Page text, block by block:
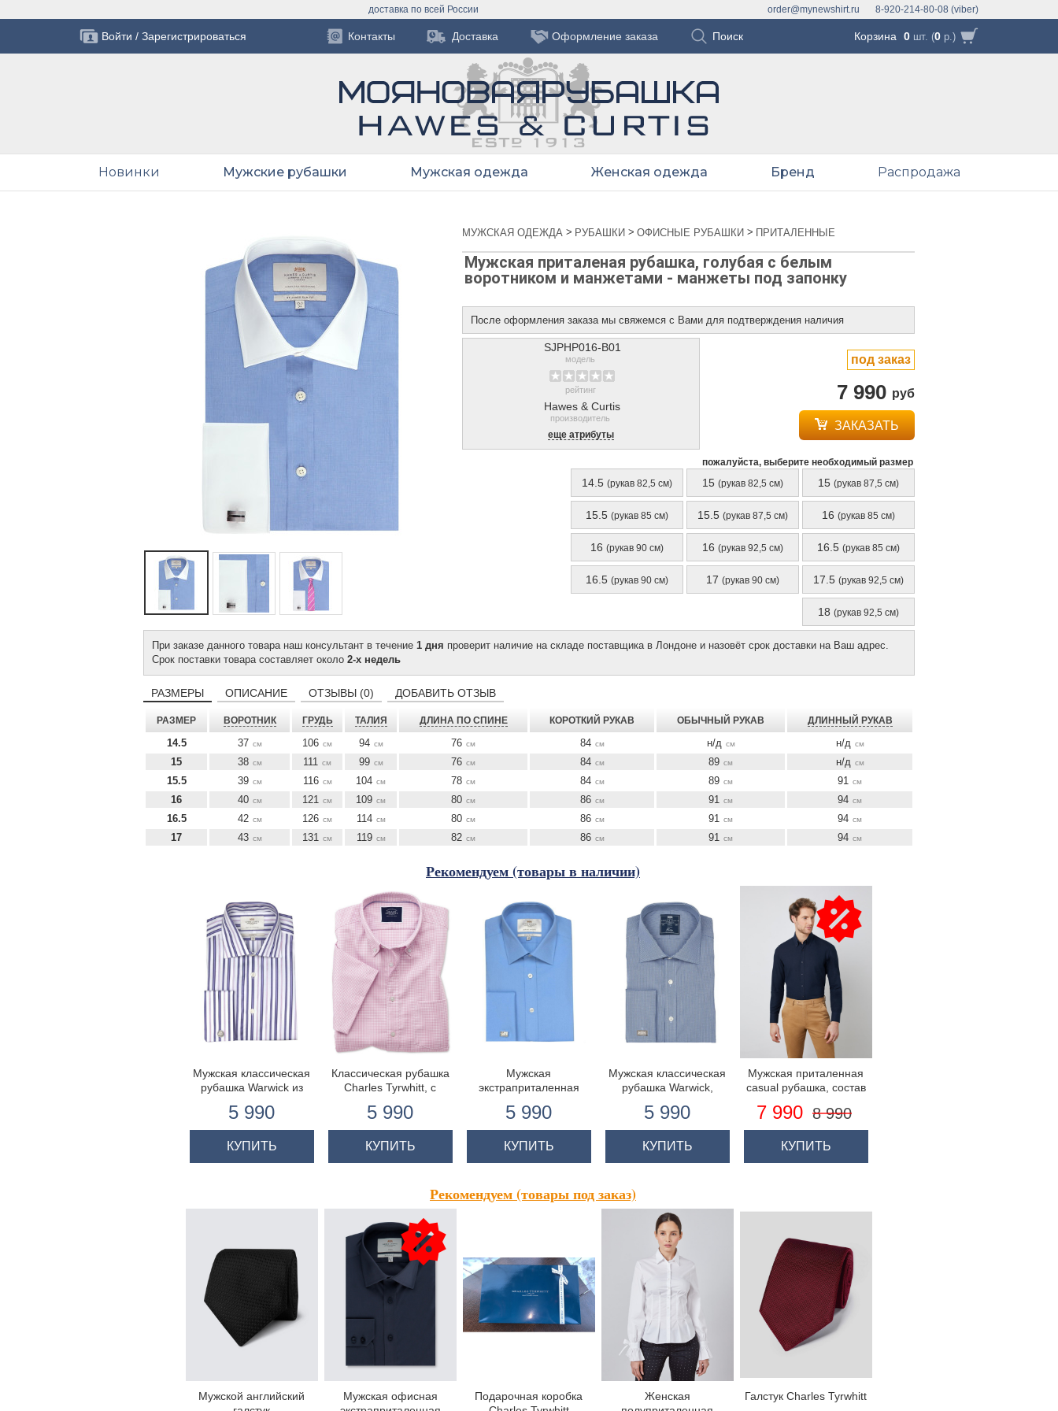
8-920-214-80-08 (viber)
order@mynewshirt.ru
доставка по всей России
Войти / Зарегистрироваться Корзина 0 шт. (0 р.)
Контакты Доставка Оформление заказа
Новинки Мужские рубашки Мужская одежда Женская одежда Бренд Распродажа
МУЖСКАЯ ОДЕЖДА > РУБАШКИ > ОФИСНЫЕ РУБАШКИ > ПРИТАЛЕННЫЕ
Мужская приталеная рубашка, голубая с белым
воротником и манжетами - манжеты под запонку
После оформления заказа мы свяжемся с Вами для подтверждения наличия
SJPHP016-B01
модель
рейтинг
Hawes & Curtis
производитель
еще атрибуты
под заказ
7 990 руб
ЗАКАЗАТЬ
пожалуйста, выберите необходимый размер
14.5 (рукав 82,5 см) 15 (рукав 82,5 см) 15 (рукав 87,5 см)
15.5 (рукав 85 см) 15.5 (рукав 87,5 см) 16 (рукав 85 см)
16 (рукав 90 см) 16 (рукав 92,5 см) 16.5 (рукав 85 см)
16.5 (рукав 90 см) 17 (рукав 90 см) 17.5 (рукав 92,5 см)
18 (рукав 92,5 см)
При заказе данного товара наш консультант в течение 1 дня проверит наличие на складе поставщика в Лондоне и назовёт срок доставки на Ваш адрес.
Срок поставки товара составляет около 2-х недель
РАЗМЕРЫ ОПИСАНИЕ ОТЗЫВЫ (0) ДОБАВИТЬ ОТЗЫВ
РАЗМЕР ВОРОТНИК ГРУДЬ ТАЛИЯ ДЛИНА ПО СПИНЕ КОРОТКИЙ РУКАВ ОБЫЧНЫЙ РУКАВ ДЛИННЫЙ РУКАВ
14.5 37 см 106 см 94 см 76 см 84 см н/д см н/д см
15 38 см 111 см 99 см 76 см 84 см 89 см н/д см
15.5 39 см 116 см 104 см 78 см 84 см 89 см 91 см
16 40 см 121 см 109 см 80 см 86 см 91 см 94 см
16.5 42 см 126 см 114 см 80 см 86 см 91 см 94 см
17 43 см 131 см 119 см 82 см 86 см 91 см 94 см
Рекомендуем (товары в наличии)
Мужская классическая
рубашка Warwick из
хлопка, разноцветная
бело-фиолетовая
полоска, двойная
5 990
КУПИТЬ
Классическая рубашка
Charles Tyrwhitt, с
5 990
КУПИТЬ
Мужская
экстраприталенная
рубашка небесно-
голубого цвета
однотонная - двойная
5 990
КУПИТЬ
Мужская классическая
рубашка Warwick,
ломанной клеткой,
двойная манжета
5 990
КУПИТЬ
Мужская приталенная
casual рубашка, состав
воротник с пуговицами
7 990 8 990
КУПИТЬ
Рекомендуем (товары под заказ)
Мужской английский
Мужская офисная
Подарочная коробка
Женская
Галстук Charles Tyrwhitt